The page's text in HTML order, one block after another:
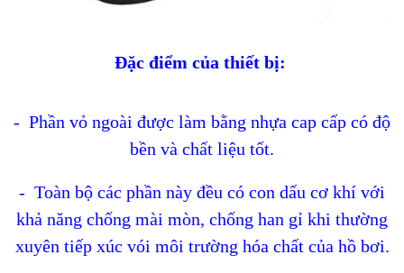
Đặc điểm của thiết bị:
- Phần vỏ ngoài được làm bằng nhựa cap cấp có độ
bền và chất liệu tốt.
- Toàn bộ các phần này đều có con dấu cơ khí với
khả năng chống mài mòn, chống han gỉ khi thường
xuyên tiếp xúc vói môi trường hóa chất của hồ bơi.